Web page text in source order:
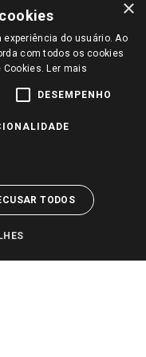
×
do usuário. Ao
com todos os cookies
Ler mais
DESEMPENHO
TODOS